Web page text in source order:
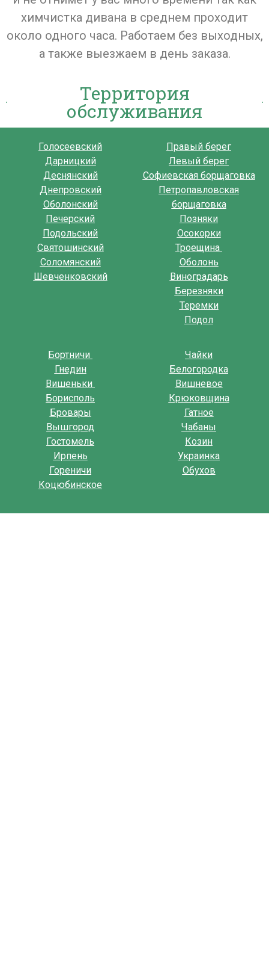
химчистка дивана в среднем проходит
около одного часа. Работаем без выходных,
а также выезжаем в день заказа.
Территория
обслуживания
Голосеевский
Дарницкий
Деснянский
Днепровский
Оболонский
Печерский
Подольский
Святошинский
Соломянский
Шевченковский
Правый берег
Левый берег
Софиевская борщаговка
Петропавловская
борщаговка
Позняки
Осокорки
Троещина
Оболонь
Виноградарь
Березняки
Теремки
Подол
Бортничи
Гнедин
Вишеньки
Борисполь
Бровары
Вышгород
Гостомель
Ирпень
Гореничи
Коцюбинское
Чайки
Белогородка
Вишневое
Крюковщина
Гатное
Чабаны
Козин
Украинка
Обухов